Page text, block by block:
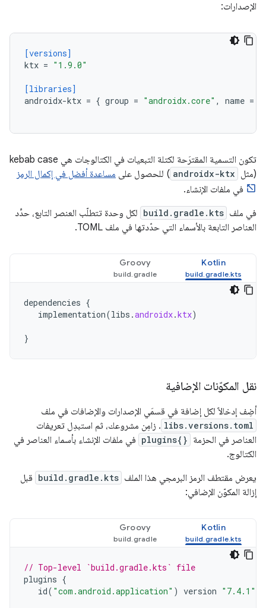
الإصدارات:
[versions]
ktx = "1.9.0"
[libraries]
androidx-ktx = { group = "androidx.core" , name =
تكون التسمية المقترَحة لكتلة التبعيات في الكتالوجات هي kebab case
(مثل androidx-ktx ) للحصول على مساعدة أفضل في إكمال الرمز
في ملفات الإنشاء.
في ملف build.gradle.kts لكل وحدة تتطلّب العنصر التابع، حدِّد
العناصر التابعة بالأسماء التي حدّدتها في ملف TOML.
Kotlin
Groovy
dependencies {
implementation(libs .androidx.ktx)
}
نقل المكوّنات الإضافية
أضِف إدخالاً لكل إضافة في قسمَي الإصدارات والإضافات في ملف
libs.versions.toml . زامِن مشروعك، ثم استبدِل تعريفات
العناصر في الحزمة plugins{} في ملفات الإنشاء بأسماء العناصر في
الكتالوج.
يعرض مقتطف الرمز البرمجي هذا الملف build.gradle.kts قبل
إزالة المكوّن الإضافي:
Kotlin
Groovy
// Top-level `build.gradle.kts` file
plugins {
id( "com.android.application" ) version "7.4.1"